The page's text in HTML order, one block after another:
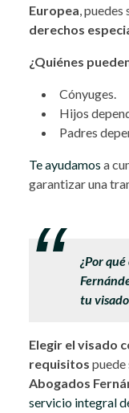
Europea,
derechos
¿Quiénes
Cónyuges.
Hijos
Padres
Te ayudamos a
garantizar una
¿Por
tu
Elegir el visado
requisitos puede
Abogados
servicio integral